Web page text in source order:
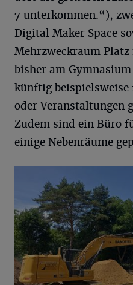
7 unterkommen.“),
Digital Maker Space
Mehrzweckraum
bisher am
künftig
oder Veranstaltungen
Zudem sind ein Büro
einige Nebenräume